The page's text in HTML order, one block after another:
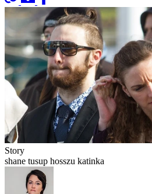
Story
shane tusup hosszu katinka